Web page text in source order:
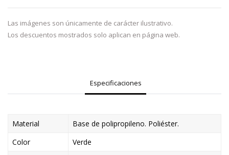
Las imágenes son únicamente de carácter ilustrativo.
Los descuentos mostrados solo aplican en página web.
Especificaciones
Material
Base de polipropileno. Poliéster.
Color
Verde